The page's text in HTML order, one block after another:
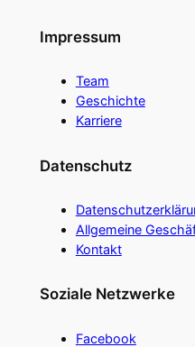
Impressum
Team
Geschichte
Karriere
Datenschutz
Allgemeine
Kontakt
Soziale Netzwerke
Facebook